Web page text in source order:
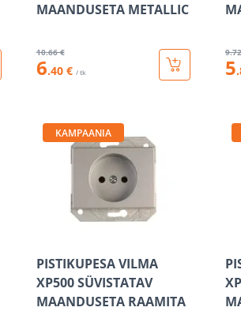
MAANDUSETA METALLIC
10.66 €
6.40 € / tk
9
5
KAMPAANIA
PISTIKUPESA VILMA
XP500 SÜVISTATAV
MAANDUSETA RAAMITA